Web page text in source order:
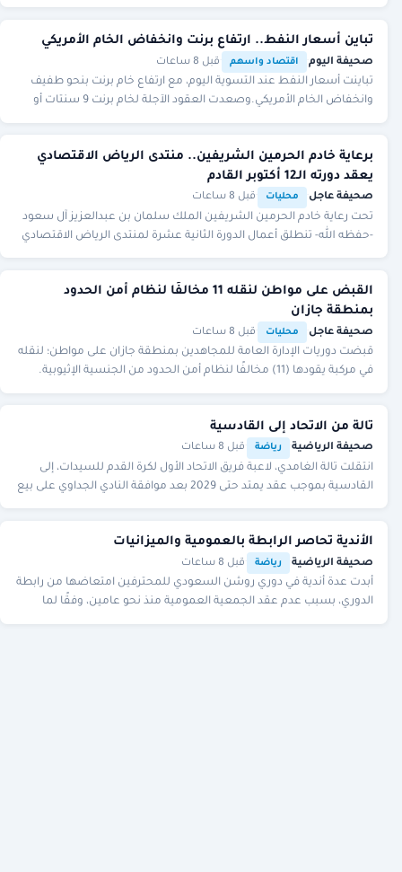
تباين أسعار النفط.. ارتفاع برنت وانخفاض الخام الأمريكي
صحيفة اليوم اقتصاد واسهم قبل 8 ساعات
تباينت أسعار النفط عند التسوية اليوم، مع ارتفاع خام برنت بنحو طفيف
وانخفاض الخام الأمريكي.وصعدت العقود الآجلة لخام برنت 9 سنتات أو
برعاية خادم الحرمين الشريفين.. منتدى الرياض الاقتصادي
يعقد دورته الـ12 أكتوبر القادم
صحيفة عاجل محليات قبل 8 ساعات
تحت رعاية خادم الحرمين الشريفين الملك سلمان بن عبدالعزيز آل سعود
-حفظه الله- تنطلق أعمال الدورة الثانية عشرة لمنتدى الرياض الاقتصادي
القبض على مواطن لنقله 11 مخالفًا لنظام أمن الحدود
بمنطقة جازان
صحيفة عاجل محليات قبل 8 ساعات
قبضت دوريات الإدارة العامة للمجاهدين بمنطقة جازان على مواطن؛ لنقله
في مركبة يقودها (11) مخالفًا لنظام أمن الحدود من الجنسية الإثيوبية.
تالة من الاتحاد إلى القادسية
صحيفة الرياضية رياضة قبل 8 ساعات
انتقلت تالة الغامدي، لاعبة فريق الاتحاد الأول لكرة القدم للسيدات، إلى
القادسية بموجب عقد يمتد حتى 2029 بعد موافقة النادي الجداوي على بيع
الأندية تحاصر الرابطة بالعمومية والميزانيات
صحيفة الرياضية رياضة قبل 8 ساعات
أبدت عدة أندية في دوري روشن السعودي للمحترفين امتعاضها من رابطة
الدوري، بسبب عدم عقد الجمعية العمومية منذ نحو عامين، وفقًا لما